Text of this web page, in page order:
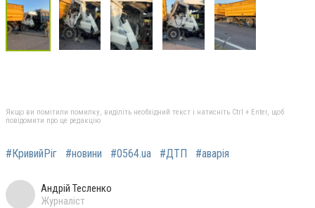
Якщо ви помітили помилку, виділіть необхідний текст і натисніть Ctrl + Enter, щоб
повідомити про це редакцію
#КривийРіг #новини #0564.ua #ДТП #аварія
Андрій Тесленко
Журналіст